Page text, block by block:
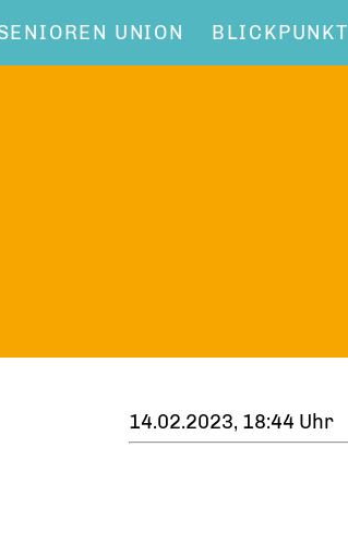
UNION BLICKPUNKT
14.02.2023, 18:44 Uhr